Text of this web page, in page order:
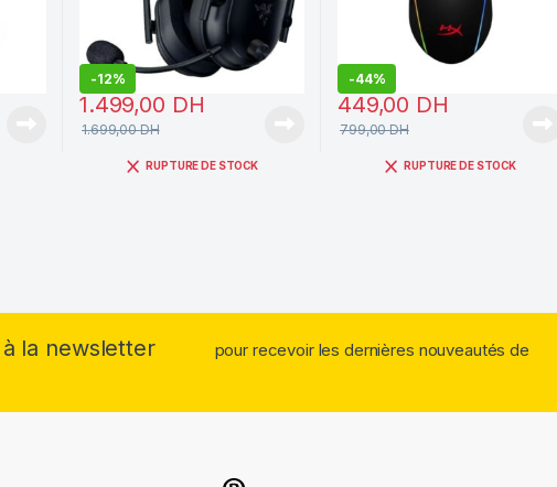
-12%
1.499,00 DH
1.699,00DH
RUPTURE DE STOCK
-44%
449,00 DH
799,00DH
RUPTURE DE STOCK
la newsletter
pour recevoir les dernières nouveautés de